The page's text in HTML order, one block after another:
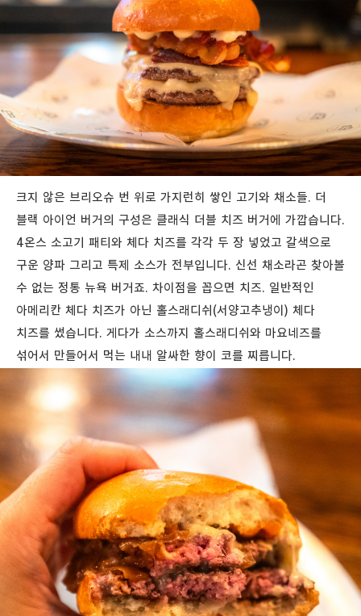
크지 않은 브리오슈 번 위로 가지런히 쌓인 고기와 채소들. 더
블랙 아이언 버거의 구성은 클래식 더블 치즈 버거에 가깝습니다.
4온스 소고기 패티와 체다 치즈를 각각 두 장 넣었고 갈색으로
구운 양파 그리고 특제 소스가 전부입니다. 신선 채소라곤 찾아볼
수 없는 정통 뉴욕 버거죠. 차이점을 꼽으면 치즈. 일반적인
아메리칸 체다 치즈가 아닌 홀스래디쉬(서양고추냉이) 체다
치즈를 썼습니다. 게다가 소스까지 홀스래디쉬와 마요네즈를
섞어서 만들어서 먹는 내내 알싸한 향이 코를 찌릅니다.